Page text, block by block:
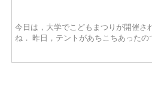
今日は，大学でこどもまつりが開催さ
ね． 昨日，テントがあちこちあった